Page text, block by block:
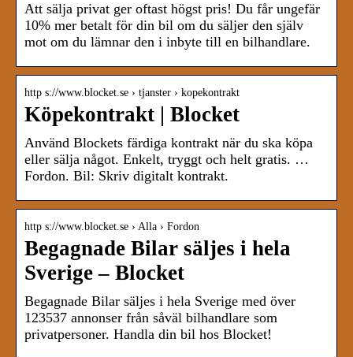
Att sälja privat ger oftast högst pris! Du får ungefär
10% mer betalt för din bil om du säljer den själv
mot om du lämnar den i inbyte till en bilhandlare.
http s://www.blocket.se › tjanster › kopekontrakt
Köpekontrakt | Blocket
Använd Blockets färdiga kontrakt när du ska köpa
eller sälja något. Enkelt, tryggt och helt gratis. …
Fordon. Bil: Skriv digitalt kontrakt.
http s://www.blocket.se › Alla › Fordon
Begagnade Bilar säljes i hela
Sverige – Blocket
Begagnade Bilar säljes i hela Sverige med över
123537 annonser från såväl bilhandlare som
privatpersoner. Handla din bil hos Blocket!